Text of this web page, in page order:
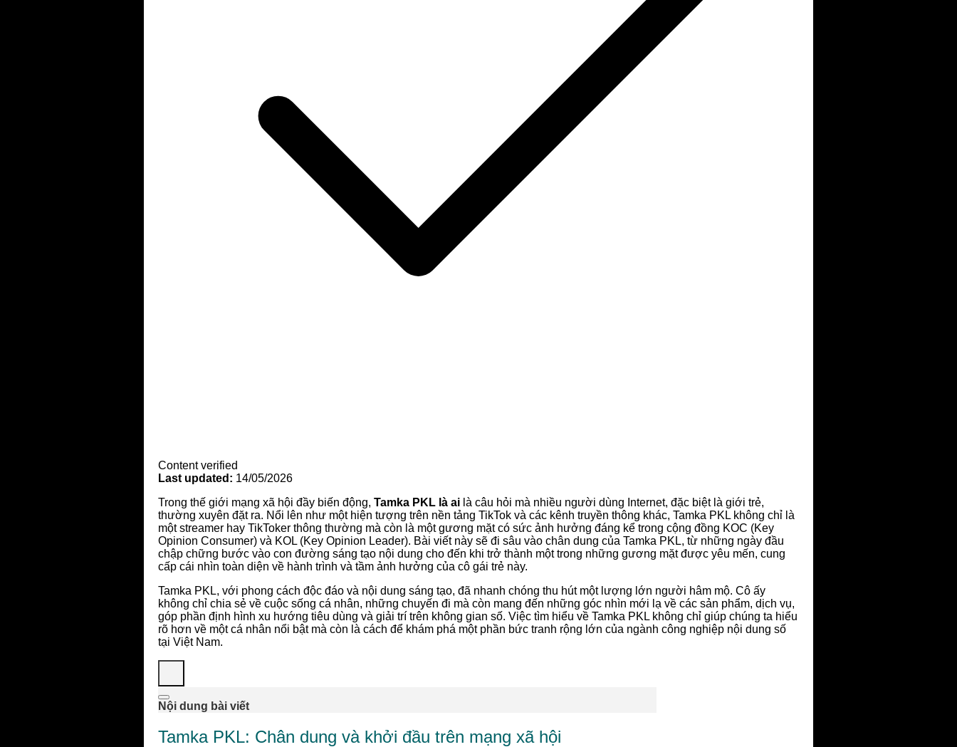
Content verified
Last updated: 14/05/2026
Trong thế giới mạng xã hội đầy biến động, Tamka PKL là ai là câu hỏi mà nhiều người dùng Internet, đặc biệt là giới trẻ,
thường xuyên đặt ra. Nổi lên như một hiện tượng trên nền tảng TikTok và các kênh truyền thông khác, Tamka PKL không chỉ là
một streamer hay TikToker thông thường mà còn là một gương mặt có sức ảnh hưởng đáng kể trong cộng đồng KOC (Key
Opinion Consumer) và KOL (Key Opinion Leader). Bài viết này sẽ đi sâu vào chân dung của Tamka PKL, từ những ngày đầu
chập chững bước vào con đường sáng tạo nội dung cho đến khi trở thành một trong những gương mặt được yêu mến, cung
cấp cái nhìn toàn diện về hành trình và tầm ảnh hưởng của cô gái trẻ này.
Tamka PKL, với phong cách độc đáo và nội dung sáng tạo, đã nhanh chóng thu hút một lượng lớn người hâm mộ. Cô ấy
không chỉ chia sẻ về cuộc sống cá nhân, những chuyến đi mà còn mang đến những góc nhìn mới lạ về các sản phẩm, dịch vụ,
góp phần định hình xu hướng tiêu dùng và giải trí trên không gian số. Việc tìm hiểu về Tamka PKL không chỉ giúp chúng ta hiểu
rõ hơn về một cá nhân nổi bật mà còn là cách để khám phá một phần bức tranh rộng lớn của ngành công nghiệp nội dung số
tại Việt Nam.
Nội dung bài viết
Tamka PKL: Chân dung và khởi đầu trên mạng xã hội